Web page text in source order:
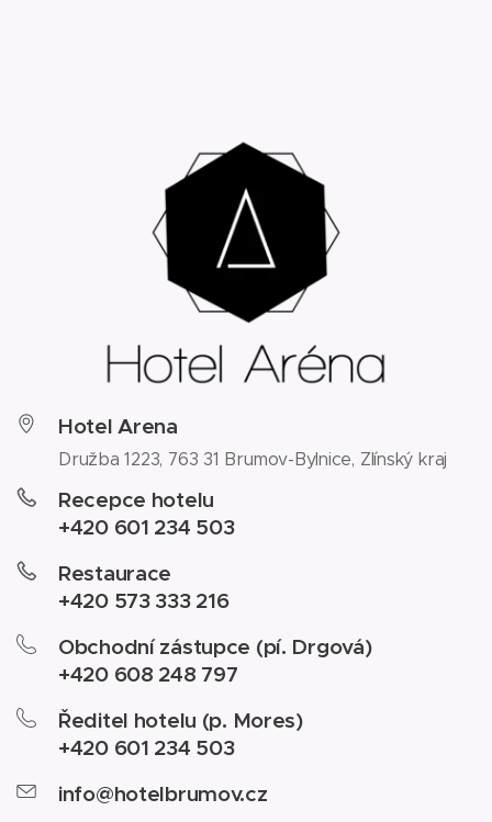
Hotel Arena
Družba 1223, 763 31 Brumov-Bylnice, Zlínský kraj
Recepce hotelu
+420 601 234 503
Restaurace
+420 573 333 216
Obchodní zástupce (pí. Drgová)
+420 608 248 797
Ředitel hotelu (p. Mores)
+420 601 234 503
info@hotelbrumov.cz